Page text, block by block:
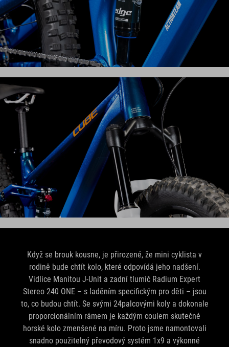
Když se brouk kousne, je přirozené, že mini cyklista v
rodině bude chtít kolo, které odpovídá jeho nadšení.
Vidlice Manitou J-Unit a zadní tlumič Radium Expert
Stereo 240 ONE – s laděním specifickým pro děti – jsou
to, co budou chtít. Se svými 24palcovými koly a dokonale
proporcionálním rámem je každým coulem skutečné
horské kolo zmenšené na míru. Proto jsme namontovali
snadno použitelný převodový systém 1x9 a výkonné